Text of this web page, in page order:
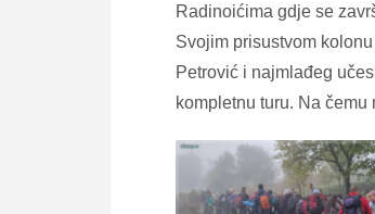
Radinoićima gdje se
Svojim prisustvom
Petrović i najmlađeg
kompletnu turu. Na čemu